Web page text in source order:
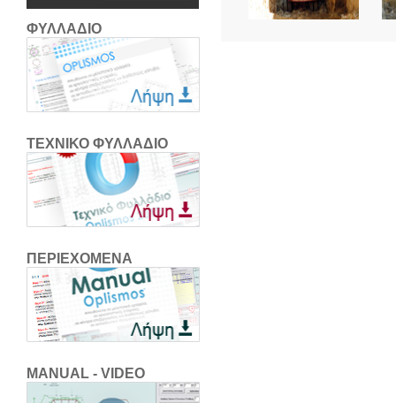
ΦΥΛΛΑΔΙΟ
ΤΕΧΝΙΚΟ ΦΥΛΛΑΔΙΟ
ΠΕΡΙΕΧΟΜΕΝΑ
MANUAL - VIDEO